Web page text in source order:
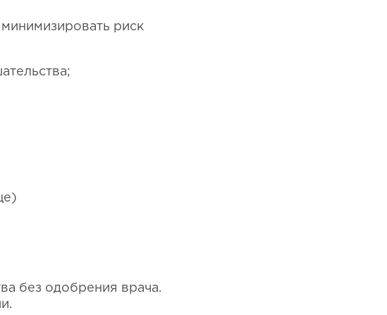
риск
без одобрения врача.